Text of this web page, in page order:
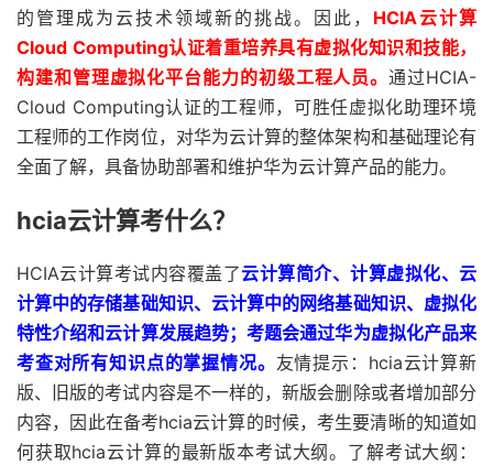
的管理成为云技术领域新的挑战。因此， HCIA云计算
Cloud Computing认证着重培养具有虚拟化知识和技能，
构建和管理虚拟化平台能力的初级工程人员。通过HCIA-
Cloud Computing认证的工程师，可胜任虚拟化助理环境
工程师的工作岗位，对华为云计算的整体架构和基础理论有
全面了解，具备协助部署和维护华为云计算产品的能力。
hcia云计算考什么？
HCIA云计算考试内容覆盖了云计算简介、计算虚拟化、云
计算中的存储基础知识、云计算中的网络基础知识、虚拟化
特性介绍和云计算发展趋势；考题会通过华为虚拟化产品来
考查对所有知识点的掌握情况。 友情提示：hcia云计算新
版、旧版的考试内容是不一样的，新版会删除或者增加部分
内容，因此在备考hcia云计算的时候，考生要清晰的知道如
何获取hcia云计算的最新版本考试大纲。了解考试大纲：